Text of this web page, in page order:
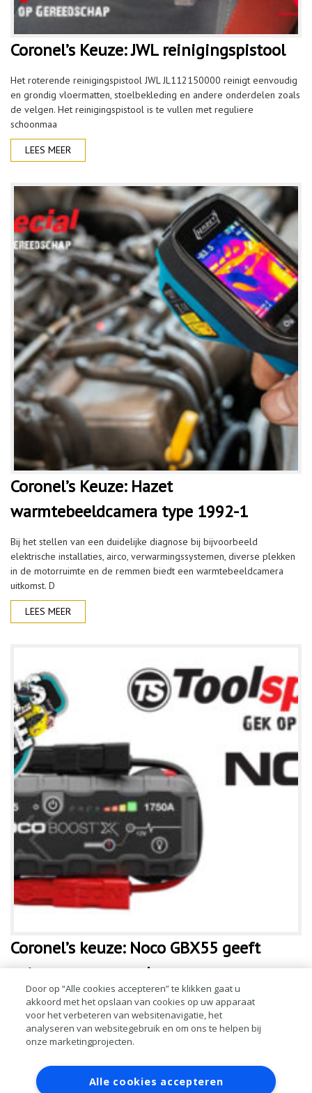
Coronel’s Keuze: JWL reinigingspistool
Het roterende reinigingspistool JWL JL112150000 reinigt eenvoudig
en grondig vloermatten, stoelbekleding en andere onderdelen zoals
de velgen. Het reinigingspistool is te vullen met reguliere
schoonmaa
LEES MEER
Coronel’s Keuze: Hazet
warmtebeeldcamera type 1992-1
Bij het stellen van een duidelijke diagnose bij bijvoorbeeld
elektrische installaties, airco, verwarmingssystemen, diverse plekken
in de motorruimte en de remmen biedt een warmtebeeldcamera
uitkomst. D
LEES MEER
Coronel’s keuze: Noco GBX55 geeft
extreem vermogen!
Met de Noco GBX55 start u benzine- en dieselmotoren eenvoudig
en snel. Deze lithium startbooster is super licht en klein en houdt bij
geen gebruik de lading meer dan een jaar lang vast. Hierdoor is de
Contact Account aanvragen
Inloggen
RAI bestanden
Privacy Algemene
Door op “Alle cookies accepteren” te klikken gaat u
akkoord met het opslaan van cookies op uw apparaat
voor het verbeteren van websitenavigatie, het
analyseren van websitegebruik en om ons te helpen bij
onze marketingprojecten.
Alle cookies accepteren